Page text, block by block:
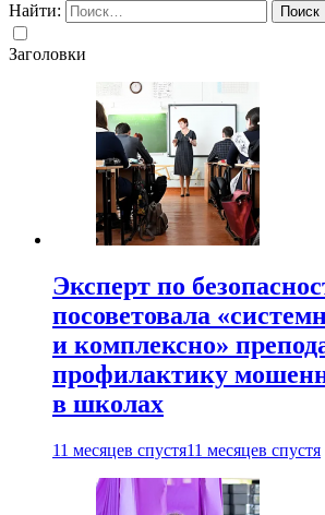
Найти:
Заголовки
Эксперт по
посоветовала
и комплексно»
профилактику
в школах
11 месяцев спустя11 месяцев спустя